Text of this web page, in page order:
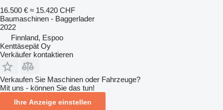
16.500 € ≈ 15.420 CHF
Baumaschinen - Baggerlader
2022
Finnland, Espoo
Kenttäsepät Oy
Verkäufer kontaktieren
Verkaufen Sie Maschinen oder Fahrzeuge?
Mit uns - können Sie das tun!
Ihre Anzeige einstellen